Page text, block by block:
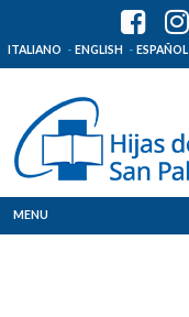
ITALIANO ENGLISH ESPAÑOL
MENU